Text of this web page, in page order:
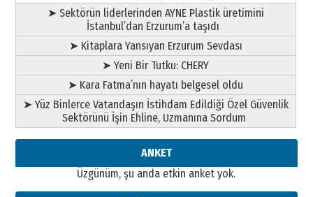
A. Berhan Yılmaz
BİR BÖLÜM DEĞİL, BİR ÖMÜR
SEÇİYORSUNUZ… “NEDEN
ATATÜRK ÜNİVERSİTESİ?”
28 Temmuz 2026 Salı
Ahmet Gökhan YAZICI
Ahmed Yesevi’den bir Alperen…
”Reisimiz” idi… Hakka yürüdü.!
26 Mart 2026 Perşembe
gönül adamı Faruk Terzioğlu!
➤ Sektörün liderlerinden AYNE Plastik üretimini
İstanbul’dan Erzurum’a taşıdı
➤ Kitaplara Yansıyan Erzurum Sevdası
➤ Yeni Bir Tutku: CHERY
➤ Kara Fatma’nın hayatı belgesel oldu
➤ Yüz Binlerce Vatandaşın İstihdam Edildiği Özel Güvenlik
Sektörünü İşin Ehline, Uzmanına Sordum
ANKET
Üzgünüm, şu anda etkin anket yok.